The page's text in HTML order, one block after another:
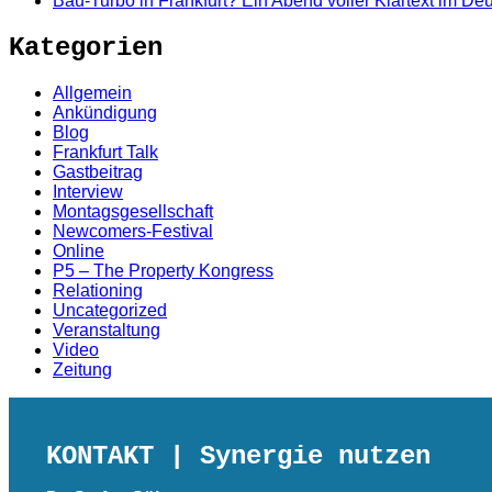
Kategorien
Allgemein
Ankündigung
Blog
Frankfurt Talk
Gastbeitrag
Interview
Montagsgesellschaft
Newcomers-Festival
Online
P5 – The Property Kongress
Relationing
Uncategorized
Veranstaltung
Video
Zeitung
KONTAKT | Synergie nutzen